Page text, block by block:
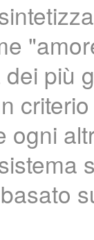
più
ogni